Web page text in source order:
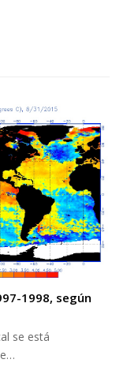
1998, según
se está